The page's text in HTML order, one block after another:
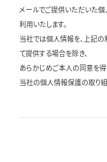
メールでご提供いただいた
利用いたします。
当社では個人情報を、上記
て提供する場合を除き、
あらかじめご本人の同意を
当社の個人情報保護の取り組